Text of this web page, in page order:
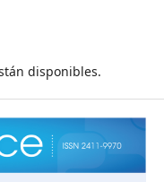
disponibles.